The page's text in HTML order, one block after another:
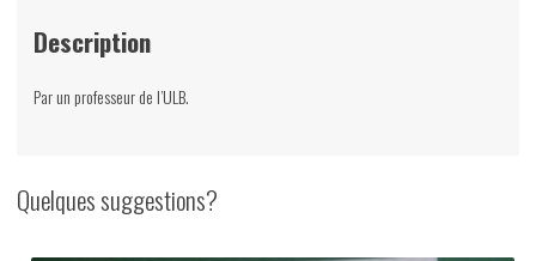
Charlier,
Renaissance
Description
Par un professeur de l’ULB.
Quelques suggestions?